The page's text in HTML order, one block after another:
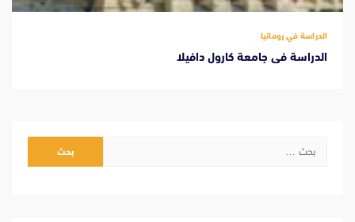
الدراسة في رومانيا
الدراسة فى جامعة كارول دافيلا
البحث